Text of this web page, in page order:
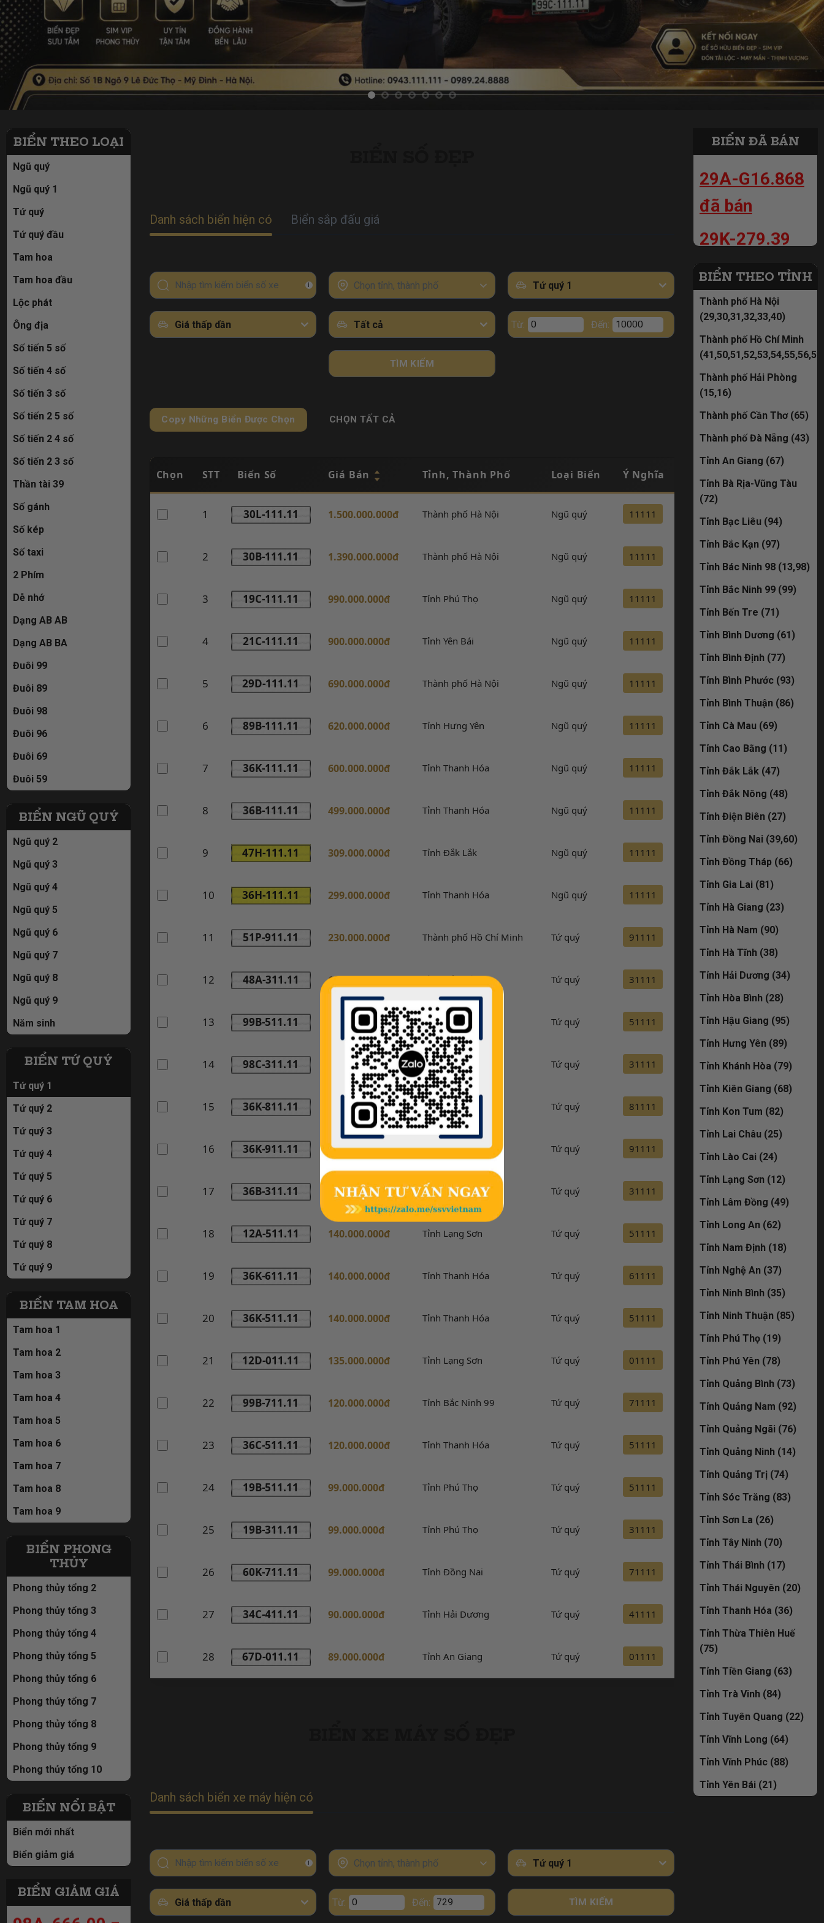
BIỂN THEO LOẠI
Ngũ quý
Ngũ quý 1
Tứ quý
Tứ quý đầu
Tam hoa
Tam hoa đầu
Lộc phát
Ông địa
Số tiến 5 số
Số tiến 4 số
Số tiến 3 số
Số tiến 2 5 số
Số tiến 2 4 số
Số tiến 2 3 số
Thần tài 39
Số gánh
Số kép
Số taxi
2 Phím
Dễ nhớ
Dạng AB AB
Dạng AB BA
Đuôi 99
Đuôi 89
Đuôi 98
Đuôi 96
Đuôi 69
Đuôi 59
BIỂN NGŨ QUÝ
Ngũ quý 2
Ngũ quý 3
Ngũ quý 4
Ngũ quý 5
Ngũ quý 6
Ngũ quý 7
Ngũ quý 8
Ngũ quý 9
Năm sinh
BIỂN TỨ QUÝ
Tứ quý 1
Tứ quý 2
Tứ quý 3
Tứ quý 4
Tứ quý 5
Tứ quý 6
Tứ quý 7
Tứ quý 8
Tứ quý 9
BIỂN TAM HOA
Tam hoa 1
Tam hoa 2
Tam hoa 3
Tam hoa 4
Tam hoa 5
Tam hoa 6
Tam hoa 7
Tam hoa 8
Tam hoa 9
BIỂN PHONG
THỦY
Phong thủy tổng 2
Phong thủy tổng 3
Phong thủy tổng 4
Phong thủy tổng 5
Phong thủy tổng 6
Phong thủy tổng 7
Phong thủy tổng 8
Phong thủy tổng 9
Phong thủy tổng 10
BIỂN NỔI BẬT
Biển mới nhất
Biển giảm giá
BIỂN GIẢM GIÁ
98A-666.00 =
59tr
59tr
98A-666.00 =
98A-829.89 =
Danh sách biển hiện có Biển sắp đấu giá
i Chọn tỉnh, thành phố Tứ quý 1
Giá thấp dần Tất cả Từ: Đến:
TÌM KIẾM
Copy Những Biển Được Chọn CHỌN TẤT CẢ
Chọn STT Biển Số Giá Bán Tỉnh, Thành Phố Loại Biển Ý Nghĩa
1 30L-111.11 1.500.000.000đ Thành phố Hà Nội Ngũ quý 11111
2 30B-111.11 1.390.000.000đ Thành phố Hà Nội Ngũ quý 11111
3 19C-111.11 990.000.000đ Tỉnh Phú Thọ Ngũ quý 11111
4 21C-111.11 900.000.000đ Tỉnh Yên Bái Ngũ quý 11111 Đăng ký
5 29D-111.11 690.000.000đ Thành phố Hà Nội Ngũ quý 11111 Đăng ký
6 89B-111.11 620.000.000đ Tỉnh Hưng Yên Ngũ quý 11111 Đăng ký
7 36K-111.11 600.000.000đ Tỉnh Thanh Hóa Ngũ quý 11111 Đăng ký
8 36B-111.11 499.000.000đ Tỉnh Thanh Hóa Ngũ quý 11111 Đăng ký
9 47H-111.11 309.000.000đ Tỉnh Đắk Lắk Ngũ quý 11111
10 36H-111.11 299.000.000đ Tỉnh Thanh Hóa Ngũ quý 11111
11 51P-911.11 230.000.000đ Thành phố Hồ Chí Minh Tứ quý 91111 Đăng ký
12 48A-311.11 190.000.000đ Tỉnh Đắk Nông Tứ quý 31111 Đăng ký
13 99B-511.11 175.000.000đ Tỉnh Bắc Ninh 99 Tứ quý 51111 Đăng ký
14 98C-311.11 158.000.000đ Tỉnh Bác Ninh 98 Tứ quý 31111 Đăng ký
15 36K-811.11 150.000.000đ Tỉnh Thanh Hóa Tứ quý 81111 Đăng ký
16 36K-911.11 150.000.000đ Tỉnh Thanh Hóa Tứ quý 91111
17 36B-311.11 150.000.000đ Tỉnh Thanh Hóa Tứ quý 31111
18 12A-511.11 140.000.000đ Tỉnh Lạng Sơn Tứ quý 51111
19 36K-611.11 140.000.000đ Tỉnh Thanh Hóa Tứ quý 61111 Đăng ký
20 36K-511.11 140.000.000đ Tỉnh Thanh Hóa Tứ quý 51111 Đăng ký
21 12D-011.11 135.000.000đ Tỉnh Lạng Sơn Tứ quý 01111 Đăng ký
22 99B-711.11 120.000.000đ Tỉnh Bắc Ninh 99 Tứ quý 71111 Đăng ký
23 36C-511.11 120.000.000đ Tỉnh Thanh Hóa Tứ quý 51111 Đăng ký
24 19B-511.11 99.000.000đ Tỉnh Phú Thọ Tứ quý 51111
25 19B-311.11 99.000.000đ Tỉnh Phú Thọ Tứ quý 31111
26 60K-711.11 99.000.000đ Tỉnh Đồng Nai Tứ quý 71111 Đăng ký
27 34C-411.11 90.000.000đ Tỉnh Hải Dương Tứ quý 41111 Đăng ký
28 67D-011.11 89.000.000đ Tỉnh An Giang Tứ quý 01111 Đăng ký
Danh sách biển xe máy hiện có
i Chọn tỉnh, thành phố Tứ quý 1
Giá thấp dần Từ: Đến: TÌM KIẾM
BIỂN ĐÃ BÁN
30C-799.99
đã bán
30B-799.99
29A-G16.868
đã bán
29K-279.39
đã bán
29K-200.99
đã bán
51M-589.98
đã bán
29D-582.68
đã bán
29K-225.88
đã bán
19A-898.66
đã bán
30M-635.79
đã bán
30M-963.88
đã bán
19A-888.33=
đã bán
29K-369.86
đã bán
30M-582.28
đã bán
29K-361.86
đã bán
51M-588.58
đã bán
30M-959.98
đã bán
30L-593.86
đã bán
19C-235.68
30M-009.90
đã bán
BIỂN THEO TỈNH
Thành phố Hà Nội
(29,30,31,32,33,40)
Thành phố Hồ Chí Minh
Thành phố Hải Phòng
(15,16)
Thành phố Cần Thơ (65)
Thành phố Đà Nẵng (43)
Tỉnh An Giang (67)
Tỉnh Bà Rịa-Vũng Tàu
(72)
Tỉnh Bạc Liêu (94)
Tỉnh Bắc Kạn (97)
Tỉnh Bác Ninh 98 (13,98)
Tỉnh Bắc Ninh 99 (99)
Tỉnh Bến Tre (71)
Tỉnh Bình Dương (61)
Tỉnh Bình Định (77)
Tỉnh Bình Phước (93)
Tỉnh Bình Thuận (86)
Tỉnh Cà Mau (69)
Tỉnh Cao Bằng (11)
Tỉnh Đắk Lắk (47)
Tỉnh Đắk Nông (48)
Tỉnh Điện Biên (27)
Tỉnh Đồng Nai (39,60)
Tỉnh Đồng Tháp (66)
Tỉnh Gia Lai (81)
Tỉnh Hà Giang (23)
Tỉnh Hà Nam (90)
Tỉnh Hà Tĩnh (38)
Tỉnh Hải Dương (34)
Tỉnh Hòa Bình (28)
Tỉnh Hậu Giang (95)
Tỉnh Hưng Yên (89)
Tỉnh Khánh Hòa (79)
Tỉnh Kiên Giang (68)
Tỉnh Kon Tum (82)
Tỉnh Lai Châu (25)
Tỉnh Lào Cai (24)
Tỉnh Lạng Sơn (12)
Tỉnh Lâm Đồng (49)
Tỉnh Long An (62)
Tỉnh Nam Định (18)
Tỉnh Nghệ An (37)
Tỉnh Ninh Bình (35)
Tỉnh Ninh Thuận (85)
Tỉnh Phú Thọ (19)
Tỉnh Phú Yên (78)
Tỉnh Quảng Bình (73)
Tỉnh Quảng Nam (92)
Tỉnh Quảng Ngãi (76)
Tỉnh Quảng Ninh (14)
Tỉnh Quảng Trị (74)
Tỉnh Sóc Trăng (83)
Tỉnh Sơn La (26)
Tỉnh Tây Ninh (70)
Tỉnh Thái Bình (17)
Tỉnh Thái Nguyên (20)
Tỉnh Thanh Hóa (36)
Tỉnh Thừa Thiên Huế
(75)
Tỉnh Tiền Giang (63)
Tỉnh Trà Vinh (84)
Tỉnh Tuyên Quang (22)
Tỉnh Vĩnh Long (64)
Tỉnh Vĩnh Phúc (88)
Tỉnh Yên Bái (21)